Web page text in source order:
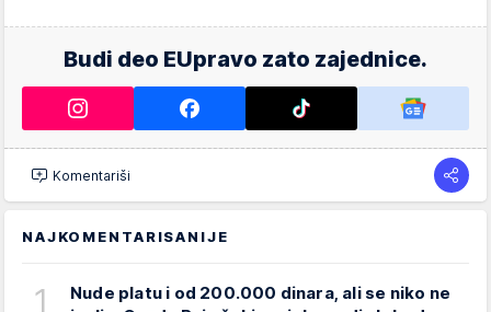
Budi deo EUpravo zato zajednice.
Komentariši
NAJKOMENTARISANIJE
1
Nude platu i od 200.000 dinara, ali se niko ne